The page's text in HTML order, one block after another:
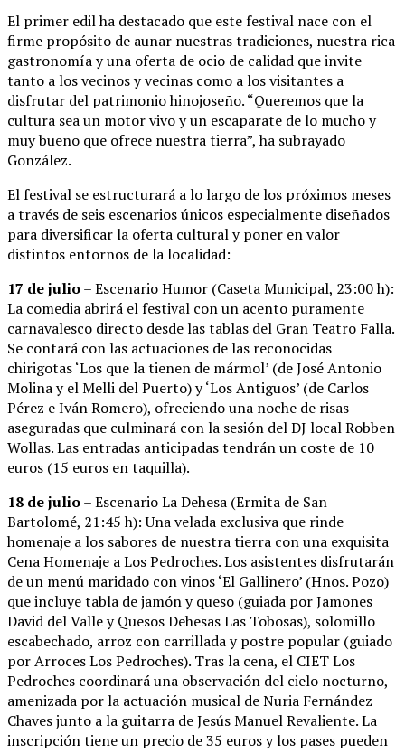
El primer edil ha destacado que este festival nace con el
firme propósito de aunar nuestras tradiciones, nuestra rica
gastronomía y una oferta de ocio de calidad que invite
tanto a los vecinos y vecinas como a los visitantes a
disfrutar del patrimonio hinojoseño. “Queremos que la
cultura sea un motor vivo y un escaparate de lo mucho y
muy bueno que ofrece nuestra tierra”, ha subrayado
González.
El festival se estructurará a lo largo de los próximos meses
a través de seis escenarios únicos especialmente diseñados
para diversificar la oferta cultural y poner en valor
distintos entornos de la localidad:
17 de julio– Escenario Humor (Caseta Municipal, 23:00 h):
La comedia abrirá el festival con un acento puramente
carnavalesco directo desde las tablas del Gran Teatro Falla.
Se contará con las actuaciones de las reconocidas
chirigotas ‘Los que la tienen de mármol’ (de José Antonio
Molina y el Melli del Puerto) y ‘Los Antiguos’ (de Carlos
Pérez e Iván Romero), ofreciendo una noche de risas
aseguradas que culminará con la sesión del DJ local Robben
Wollas. Las entradas anticipadas tendrán un coste de 10
euros (15 euros en taquilla).
18 de julio– Escenario La Dehesa (Ermita de San
Bartolomé, 21:45 h): Una velada exclusiva que rinde
homenaje a los sabores de nuestra tierra con una exquisita
Cena Homenaje a Los Pedroches. Los asistentes disfrutarán
de un menú maridado con vinos ‘El Gallinero’ (Hnos. Pozo)
que incluye tabla de jamón y queso (guiada por Jamones
David del Valle y Quesos Dehesas Las Tobosas), solomillo
escabechado, arroz con carrillada y postre popular (guiado
por Arroces Los Pedroches). Tras la cena, el CIET Los
Pedroches coordinará una observación del cielo nocturno,
amenizada por la actuación musical de Nuria Fernández
Chaves junto a la guitarra de Jesús Manuel Revaliente. La
inscripción tiene un precio de 35 euros y los pases pueden